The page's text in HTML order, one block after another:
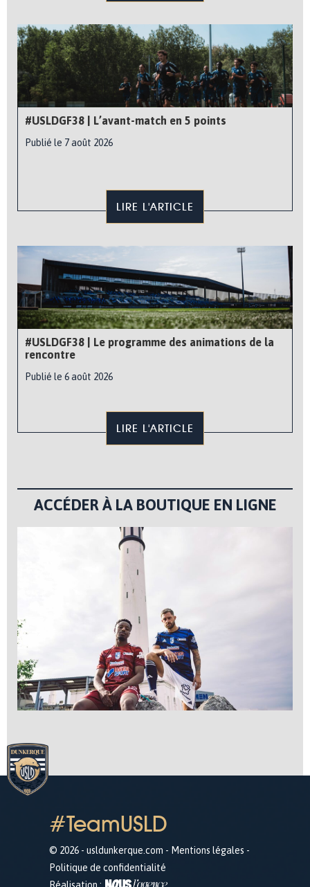
#USLDGF38 | L’avant-match en 5 points
Publié le 7 août 2026
LIRE L'ARTICLE
#USLDGF38 | Le programme des animations de la
rencontre
Publié le 6 août 2026
LIRE L'ARTICLE
ACCÉDER À LA BOUTIQUE EN LIGNE
#TeamUSLD
© 2026 - usldunkerque.com - Mentions légales -
Politique de confidentialité